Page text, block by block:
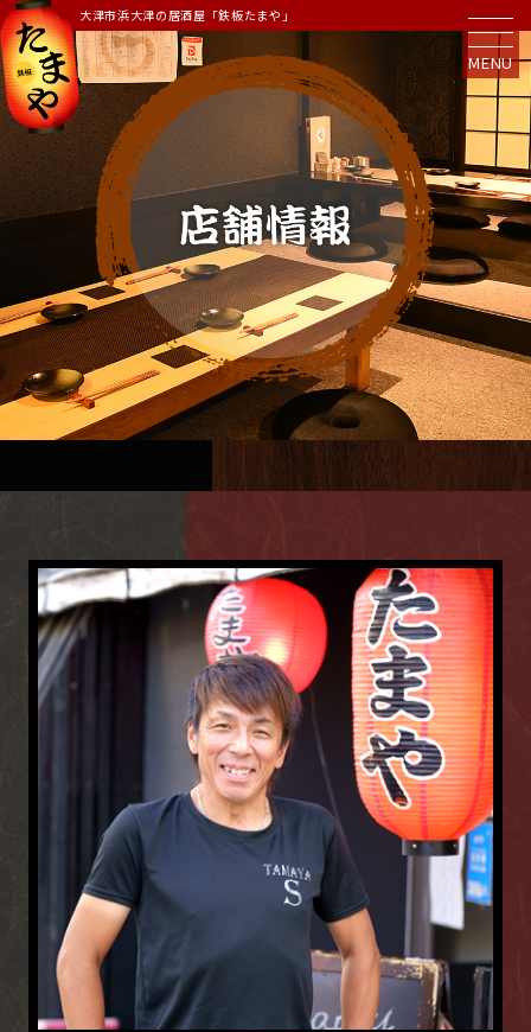
大津市浜大津の居酒屋「鉄板たまや」
MENU